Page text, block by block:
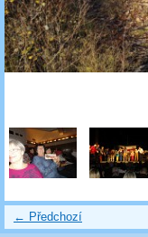
← Předchozí